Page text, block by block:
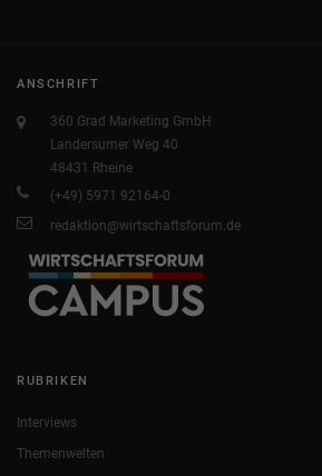
ANSCHRIFT
360 Grad Marketing GmbH
Landersumer Weg 40
48431 Rheine
(+49) 5971 92164-0
redaktion@wirtschaftsforum.de
RUBRIKEN
Interviews
Themenwelten